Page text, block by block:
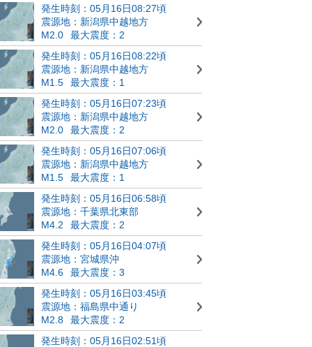
発生時刻：05月16日08:27頃
震源地：新潟県中越地方
M2.0
最大震度：2
発生時刻：05月16日08:22頃
震源地：新潟県中越地方
M1.5
最大震度：1
発生時刻：05月16日07:23頃
震源地：新潟県中越地方
M2.0
最大震度：2
発生時刻：05月16日07:06頃
震源地：新潟県中越地方
M1.5
最大震度：1
発生時刻：05月16日06:58頃
震源地：千葉県北東部
M4.2
最大震度：2
発生時刻：05月16日04:07頃
震源地：宮城県沖
M4.6
最大震度：3
発生時刻：05月16日03:45頃
震源地：福島県中通り
M2.8
最大震度：2
発生時刻：05月16日02:51頃